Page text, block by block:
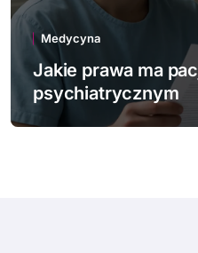
Medycyna
Jakie innowacje
wspierają polską